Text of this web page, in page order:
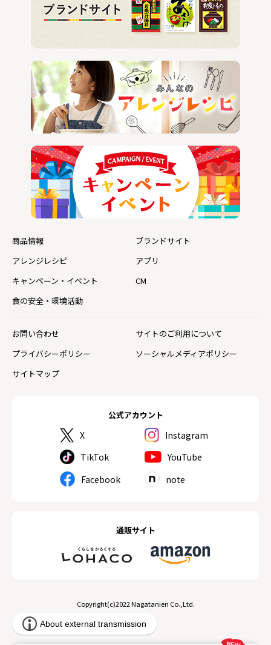
公式アカウント
X
Instagram
TikTok
YouTube
Facebook
note
通販サイト
商品情報
ブランドサイト
アレンジレシピ
アプリ
キャンペーン・イベント
CM
食の安全・環境活動
お問い合わせ
サイトのご利用について
プライバシーポリシー
ソーシャルメディアポリシー
サイトマップ
Copyright(c)2022 Nagatanien Co.,Ltd.